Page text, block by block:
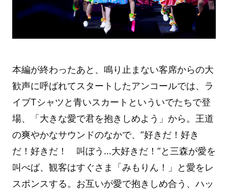
本編が終わったあと、鳴り止まない客席からの大
歓声に呼ばれてスタートしたアンコールでは、ラ
イブTシャツと青いスカートといういでたちで登
場、「大きな愛で君を抱きしめよう」から。王道
の爽やかなサウンドのなかで、”好きだ！好き
だ！好きだ！ 叫ぼう…大好きだ！”と三森が愛を
叫べば、観客はすぐさま「みもりん！」と愛をレ
スポンスする。お互いが愛で抱きしめ合う、ハッ